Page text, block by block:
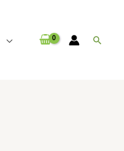
Hledat